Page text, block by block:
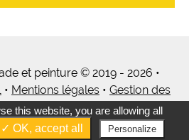
et peinture © 2019 - 2026 •
• Mentions légales • Gestion des
Tous mes services
this website, you are allowing all
✓ OK, accept all Personalize